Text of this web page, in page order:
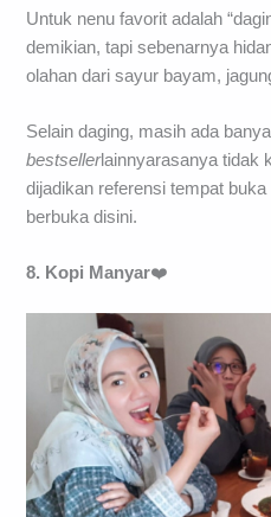
Untuk nenu favorit adalah
demikian, tapi sebenarnya
olahan dari sayur bayam,
Selain daging, masih ada
bestsellerlainnyarasanya tidak
dijadikan referensi tempat
berbuka disini.
8. Kopi Manyar❤️